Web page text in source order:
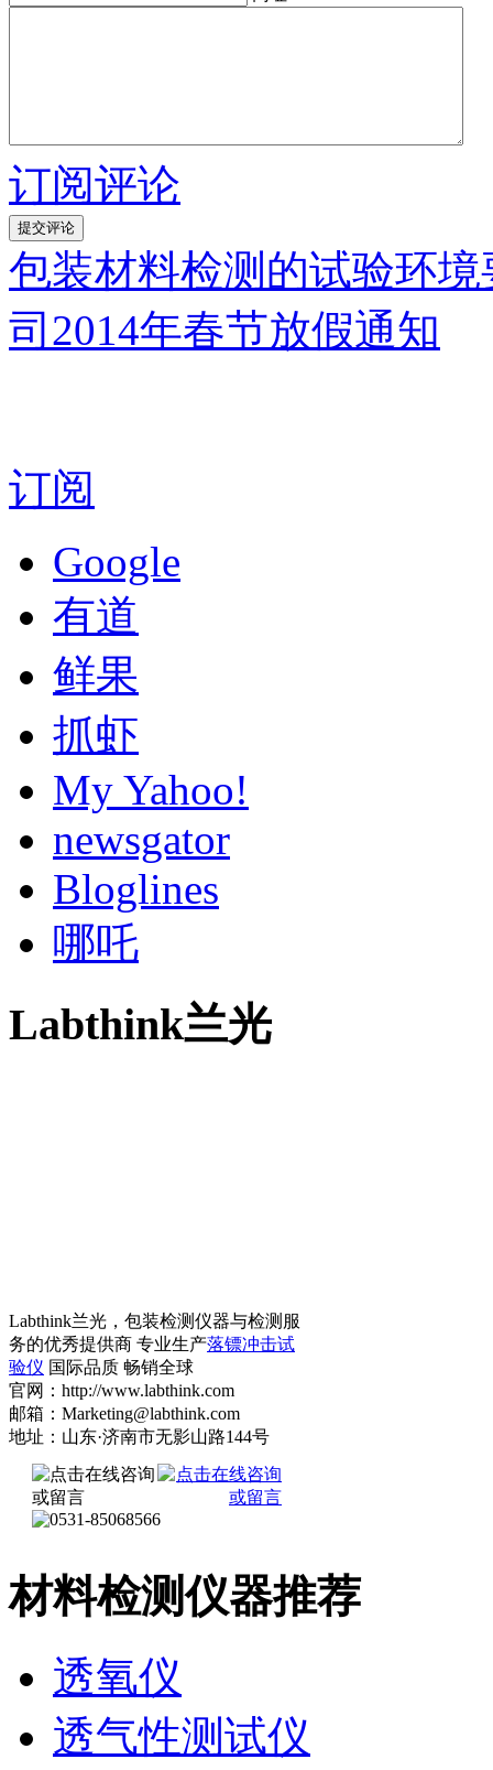
订阅评论
包装材料检测的试验环境
司2014年春节放假通知
订阅
Google
有道
鲜果
抓虾
My Yahoo!
newsgator
Bloglines
哪吒
Labthink兰光
Labthink兰光，包装检测仪器与检测服
务的优秀提供商 专业生产落镖冲击试
验仪 国际品质 畅销全球
官网：http://www.labthink.com
邮箱：Marketing@labthink.com
地址：山东·济南市无影山路144号
材料检测仪器推荐
透氧仪
透气性测试仪